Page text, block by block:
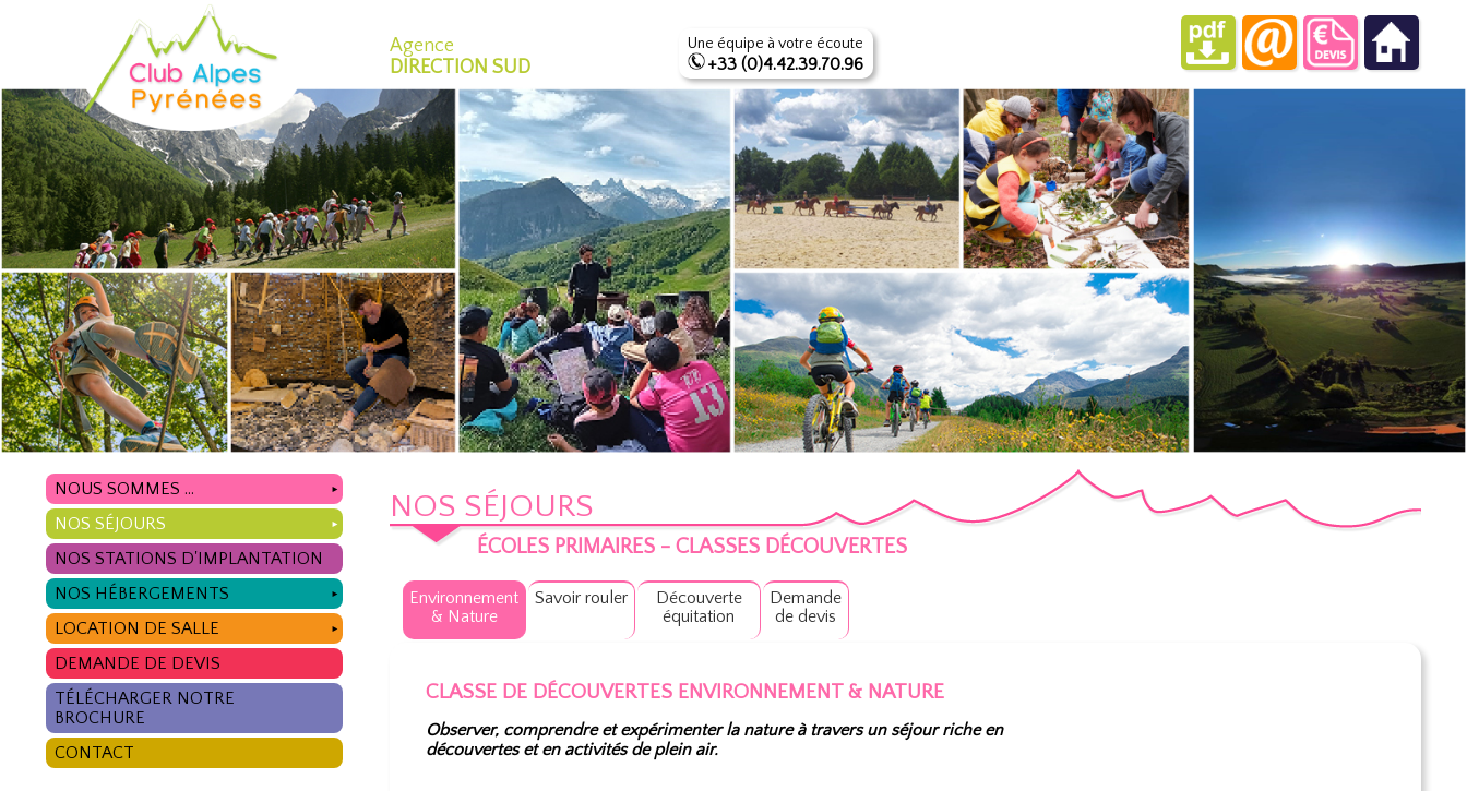
Agence
DIRECTION SUD
Une équipe à votre écoute
+33 (0)4.42.39.70.96
NOUS SOMMES ... ►
NOS SÉJOURS ►
NOS STATIONS D'IMPLANTATION
NOS HÉBERGEMENTS
►
LOCATION DE SALLE ►
DEMANDE DE DEVIS
TÉLÉCHARGER NOTRE
BROCHURE
CONTACT
NOS SÉJOURS
ÉCOLES PRIMAIRES - CLASSES DÉCOUVERTES
Environnement
& Nature
Savoir rouler
Découverte
équitation
Demande
de devis
CLASSE DE DÉCOUVERTES ENVIRONNEMENT & NATURE
Observer, comprendre et expérimenter la nature à travers un séjour riche en
découvertes et en activités de plein air.